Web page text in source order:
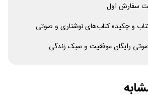
سفارش اول
و چکیده کتاب‌های نوشتاری و صوتی
رایگان موفقیت و سبک زندگی